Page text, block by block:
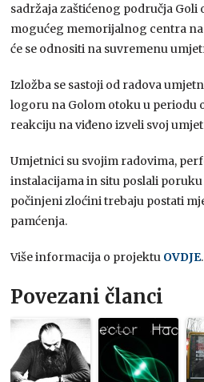
sadržaja zaštićenog područja Goli
mogućeg memorijalnog centra
će se odnositi na suvremenu
Izložba se sastoji od radova
logoru na Golom otoku u periodu
reakciju na viđeno izveli svoj
Umjetnici su svojim radovima,
instalacijama in situ poslali
počinjeni zloćini trebaju postati
pamćenja.
Više informacija o projektu OVDJE.
Povezani članci